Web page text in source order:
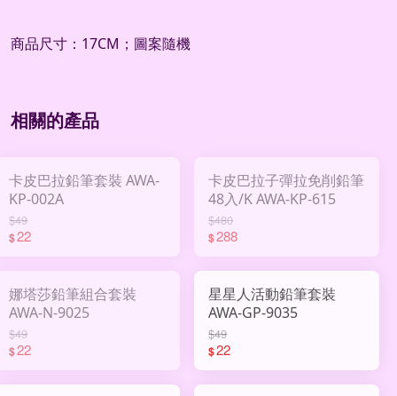
商品尺寸：17CM；圖案隨機
相關的產品
卡皮巴拉鉛筆套裝 AWA-
KP-002A
$49
$22
卡皮巴拉子彈拉免削鉛筆
48入/K AWA-KP-615
$480
$288
娜塔莎鉛筆組合套裝
AWA-N-9025
$49
$22
星星人活動鉛筆套裝
AWA-GP-9035
$49
$22